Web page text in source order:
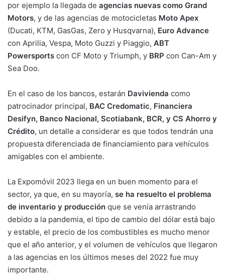
por ejemplo la llegada de agencias nuevas como Grand
Motors, y de las agencias de motocicletas Moto Apex
(Ducati, KTM, GasGas, Zero y Husqvarna), Euro Advance
con Aprilia, Vespa, Moto Guzzi y Piaggio, ABT
Powersports con CF Moto y Triumph, y BRP con Can-Am y
Sea Doo.
En el caso de los bancos, estarán Davivienda como
patrocinador principal, BAC Credomatic, Financiera
Desifyn, Banco Nacional, Scotiabank, BCR, y CS Ahorro y
Crédito, un detalle a considerar es que todos tendrán una
propuesta diferenciada de financiamiento para vehículos
amigables con el ambiente.
La Expomóvil 2023 llega en un buen momento para el
sector, ya que, en su mayoría, se ha resuelto el problema
de inventario y producción que se venía arrastrando
debido a la pandemia, el tipo de cambio del dólar está bajo
y estable, el precio de los combustibles es mucho menor
que el año anterior, y el volumen de vehículos que llegaron
a las agencias en los últimos meses del 2022 fue muy
importante.